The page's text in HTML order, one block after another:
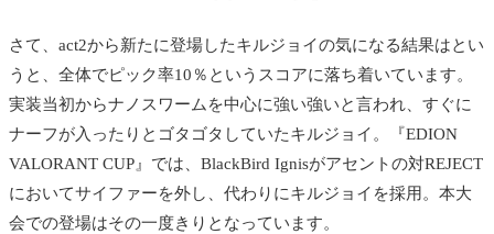
さて、act2から新たに登場したキルジョイの気になる結果はとい
うと、全体でピック率10％というスコアに落ち着いています。
実装当初からナノスワームを中心に強い強いと言われ、すぐに
ナーフが入ったりとゴタゴタしていたキルジョイ。
『EDION
VALORANT CUP』では、BlackBird Ignisがアセントの対REJECT
においてサイファーを外し、代わりにキルジョイを採用。本大
会での登場はその一度きりとなっています。